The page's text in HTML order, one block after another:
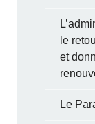
le
et
Le